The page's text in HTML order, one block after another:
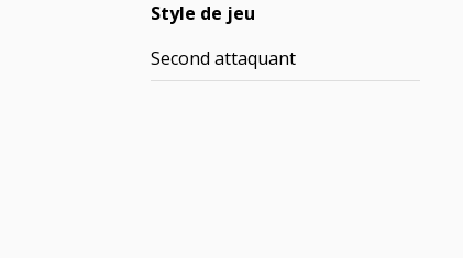
Style de jeu
Second attaquant